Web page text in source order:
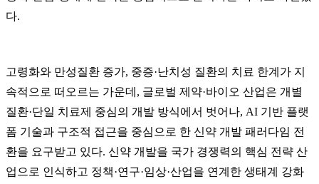
다.
고령화와 만성질환 증가, 중증·난치성 질환의 치료 한계가 지
속적으로 떠오르는 가운데, 글로벌 제약·바이오 산업은 개별
질환·단일 치료제 중심의 개발 방식에서 벗어나, AI 기반 플랫
폼 기술과 구조적 접근을 중심으로 한 신약 개발 패러다임 전
환을 요구받고 있다. 신약 개발을 국가 경쟁력의 핵심 전략 산
업으로 인식하고 정책·연구·임상·산업을 연계한 생태계 강화